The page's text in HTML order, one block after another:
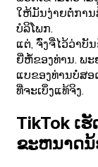
ໃຫ້ມັນງ່າຍຕໍ່ການ
ບໍລິໂພກ.
ແຕ່, ຈົ່ງຈື່ໄວ້ວ່າບັ
ຍີ່ຫໍ້ຂອງທ່ານ. ພະ
ແບຂອງທ່ານບໍ່ສອ
ທີ່ຈະເບິ່ງແທ້ຈິງ.
TikTok ເ
ຂະຫນາດນ້